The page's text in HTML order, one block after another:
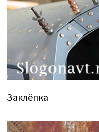
Заклёпка